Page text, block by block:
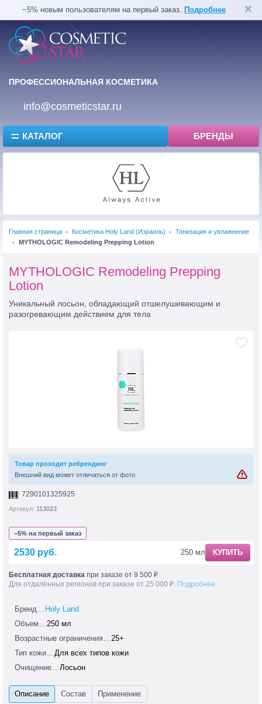
−5% новым пользователям на первый заказ. Подробнее
ПРОФЕССИОНАЛЬНАЯ КОСМЕТИКА
info@cosmeticstar.ru
КАТАЛОГ БРЕНДЫ
Главная страница Косметика Holy Land (Израиль)
Тонизация и увлажнение
MYTHOLOGIC Remodeling Prepping Lotion
MYTHOLOGIC Remodeling Prepping
Lotion
Уникальный лосьон, обладающий отшелушивающим и
разогревающим действием для тела
Товар проходит ребрендинг
Внешний вид может отличаться от фото
7290101325925
Артикул: 113023
−5% на первый заказ
2530 руб. 250 мл КУПИТЬ
Бесплатная доставка при заказе от 9 500 ₽
Для отдалённых регионов при заказе от 25 000 ₽. Подробнее
Бренд
Holy Land
Объем
250 мл
Возрастные ограничения
25+
Тип кожи
Для всех типов кожи
Очищение
Лосьон